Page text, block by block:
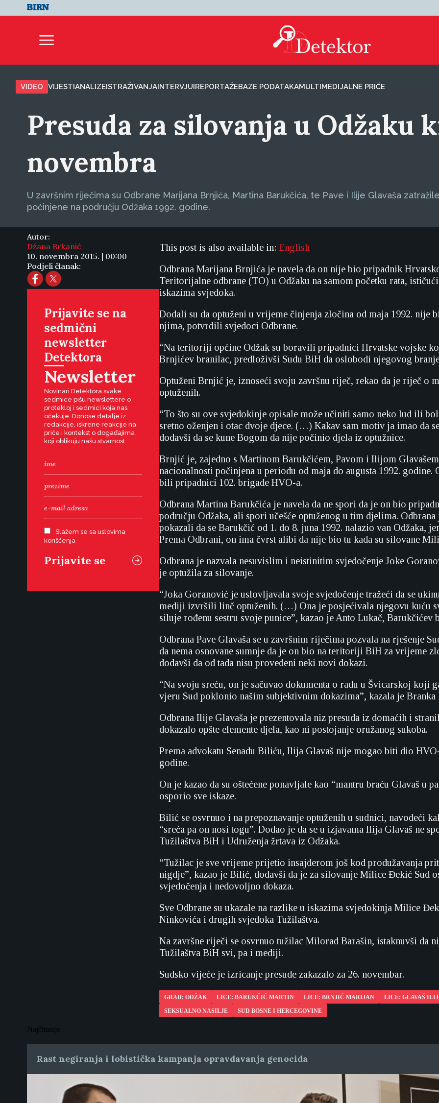
VIDEO VIJESTIANALIZEISTRAŽIVANJAINTERVJUIREPORTAŽEBAZE PODATAKAMULTIMEDIJALNE PRIČE
Presuda za silovanja u Odžaku
novembra
U završnim riječima su Odbrane Marijana Brnjića, Martina Barukčića, te Pave i Ilije Glavaša
počinjene na području Odžaka 1992. godine.
Autor:
Džana Brkanić
10. novembra 2015. | 00:00
Podjeli članak:
Prijavite se na
sedmični
newsletter
Detektora
Newsletter
Novinari Detektora svake
sedmice pišu newslettere o
protekloj i sedmici koja nas
očekuje. Donose detalje iz
redakcije, iskrene reakcije na
priče i kontekst o događajima
koji oblikuju našu stvarnost.
Slažem se sa uslovima
korišćenja
This post is also available in: English
Odbrana Marijana Brnjića je navela da on nije bio pripadnik
Teritorijalne odbrane (TO) u Odžaku na samom početku rata,
iskazima svjedoka.
Dodali su da optuženi u vrijeme činjenja zločina od maja 1992. nije
njima, potvrdili svjedoci Odbrane.
“Na teritoriji općine Odžak su boravili pripadnici Hrvatske vojske
Brnjićev branilac, predloživši Sudu BiH da oslobodi njegovog
Optuženi Brnjić je, iznoseći svoju završnu riječ, rekao da je riječ o
optuženih.
“To što su ove svjedokinje opisale može učiniti samo neko lud ili
sretno oženjen i otac dvoje djece. (…) Kakav sam motiv ja imao da
dodavši da se kune Bogom da nije počinio djela iz optužnice.
Brnjić je, zajedno s Martinom Barukčićem, Pavom i Ilijom
nacionalnosti počinjena u periodu od maja do augusta 1992.
bili pripadnici 102. brigade HVO-a.
Odbrana Martina Barukčića je navela da ne spori da je on bio
području Odžaka, ali spori učešće optuženog u tim djelima.
pokazali da se Barukčić od 1. do 8. juna 1992. nalazio van Odžaka,
Prema Odbrani, on ima čvrst alibi da nije bio tu kada su silovane
Odbrana je nazvala nesuvislim i neistinitim svjedočenje Joke
je optužila za silovanje.
“Joka Goranović je uslovljavala svoje svjedočenje tražeći da se
mediji izvršili linč optuženih. (…) Ona je posjećivala njegovu kuću
siluje rođenu sestru svoje punice”, kazao je Anto Lukač, Barukčićev
Odbrana Pave Glavaša se u završnim riječima pozvala na rješenje
da nema osnovane sumnje da je on bio na teritoriji BiH za vrijeme
dodavši da od tada nisu provedeni neki novi dokazi.
“Na svoju sreću, on je sačuvao dokumenta o radu u Švicarskoj koji
vjeru Sud poklonio našim subjektivnim dokazima”, kazala je
Odbrana Ilije Glavaša je prezentovala niz presuda iz domaćih i
dokazalo opšte elemente djela, kao ni postojanje oružanog sukoba.
Prema advokatu Senadu Biliću, Ilija Glavaš nije mogao biti dio
godine.
On je kazao da su oštećene ponavljale kao “mantru braću Glavaš u
osporio sve iskaze.
Bilić se osvrnuo i na prepoznavanje optuženih u sudnici, navodeći
“sreća pa on nosi togu”. Dodao je da se u izjavama Ilija Glavaš ne
Tužilaštva BiH i Udruženja žrtava iz Odžaka.
“Tužilac je sve vrijeme prijetio insajderom još kod produžavanja
nigdje”, kazao je Bilić, dodavši da je za silovanje Milice Đekić Sud
svjedočenja i nedovoljno dokaza.
Sve Odbrane su ukazale na razlike u iskazima svjedokinja Milice
Ninkovića i drugih svjedoka Tužilaštva.
Na završne riječi se osvrnuo tužilac Milorad Barašin, istaknuvši da
Tužilaštva BiH svi, pa i mediji.
Sudsko vijeće je izricanje presude zakazalo za 26. novembar.
GRAD: ODŽAK LICE: BARUKČIĆ MARTIN LICE: BRNJIĆ MARIJAN
LICE: GLAVAŠ
SEKSUALNO NASILJE
SUD BOSNE I HERCEGOVINE
Najčitanije
Rast negiranja i lobistička kampanja opravdavanja genocida